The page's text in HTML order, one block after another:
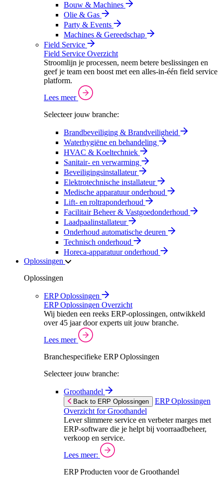
Bouw & Machines
Olie & Gas
Party & Events
Machines & Gereedschap
Field Service
Field Service Overzicht
Stroomlijn je processen, neem betere beslissingen en
geef je team een boost met een alles-in-één field service
platform.
Lees meer
Selecteer jouw branche:
Brandbeveiliging & Brandveiligheid
Waterhygiëne en behandeling
HVAC & Koeltechniek
Sanitair- en verwarming
Beveiligingsinstallateur
Elektrotechnische installateur
Medische apparatuur onderhoud
Lift- en roltraponderhoud
Facilitair Beheer & Vastgoedonderhoud
Laadpaalinstallateur
Onderhoud automatische deuren
Technisch onderhoud
Horeca-apparatuur onderhoud
Oplossingen
Oplossingen
ERP Oplossingen
ERP Oplossingen Overzicht
Wij bieden een reeks ERP-oplossingen, ontwikkeld
over 45 jaar door experts uit jouw branche.
Lees meer
Branchespecifieke ERP Oplossingen
Selecteer jouw branche:
Groothandel
Back to ERP Oplossingen
ERP Oplossingen
Overzicht for Groothandel
Lever slimmere service en verbeter marges met
ERP-software die je helpt bij voorraadbeheer,
verkoop en service.
Lees meer:
ERP Producten voor de Groothandel